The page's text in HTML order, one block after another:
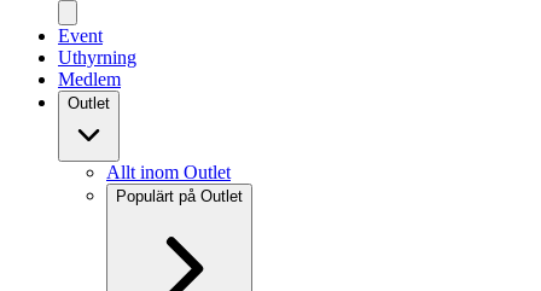
Event
Uthyrning
Medlem
Outlet
Allt inom Outlet
Populärt på Outlet